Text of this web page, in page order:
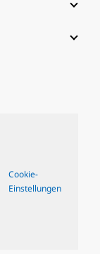
Cookie-
Einstellungen